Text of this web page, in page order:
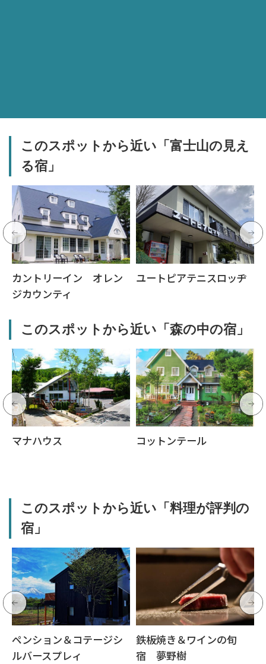
このスポットから近い「富士山の見え
る宿」
カントリーイン オレン
ジカウンティ
ユートピアテニスロッヂ
このスポットから近い「森の中の宿」
マナハウス コットンテール
このスポットから近い「料理が評判の
宿」
ペンション＆コテージシ
ルバースプレィ
鉄板焼き＆ワインの旬
宿 夢野樹